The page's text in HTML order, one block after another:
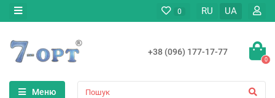
0 RU UA
+38 (096) 177-17-77
0
Меню